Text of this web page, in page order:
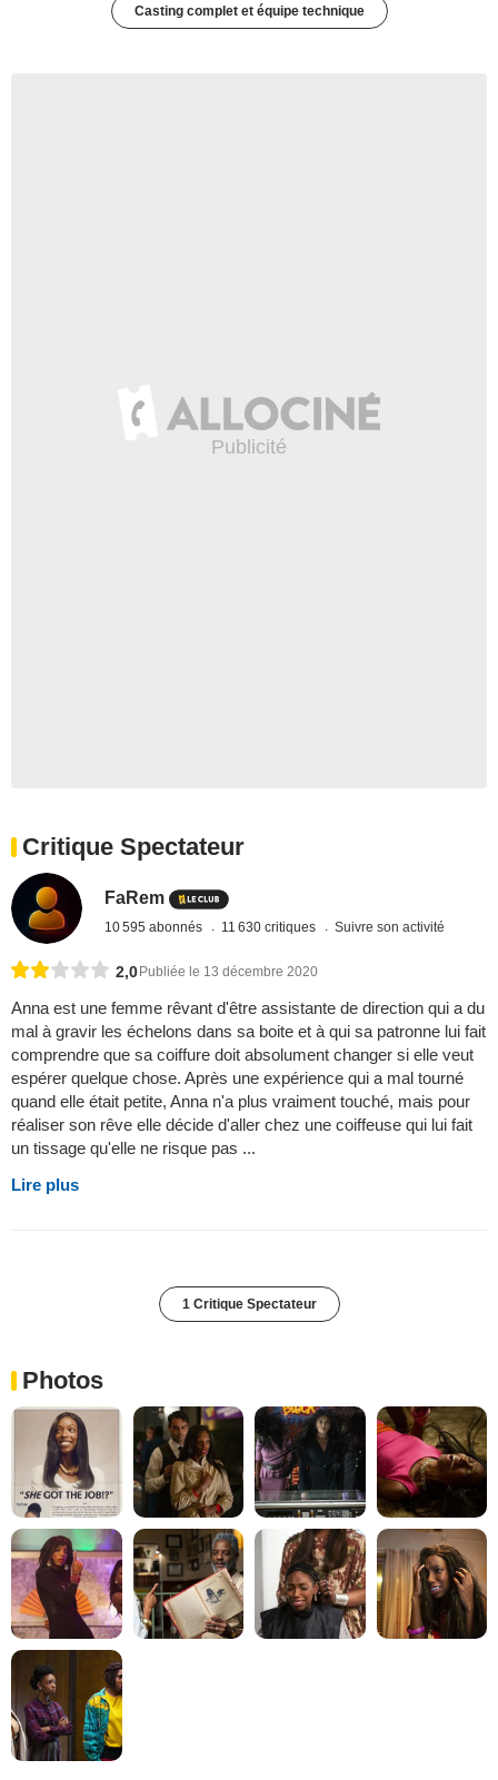
Casting complet et équipe technique
Critique Spectateur
FaRem
10 595 abonnés 11 630 critiques Suivre son activité
2,0 Publiée le 13 décembre 2020
Anna est une femme rêvant d'être assistante de direction qui a du
mal à gravir les échelons dans sa boite et à qui sa patronne lui fait
comprendre que sa coiffure doit absolument changer si elle veut
espérer quelque chose. Après une expérience qui a mal tourné
quand elle était petite, Anna n'a plus vraiment touché, mais pour
réaliser son rêve elle décide d'aller chez une coiffeuse qui lui fait
un tissage qu'elle ne risque pas ...
Lire plus
1 Critique Spectateur
Photos